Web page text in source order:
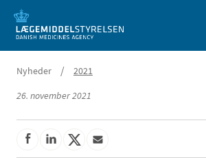
Nyheder /
2021
26. november 2021